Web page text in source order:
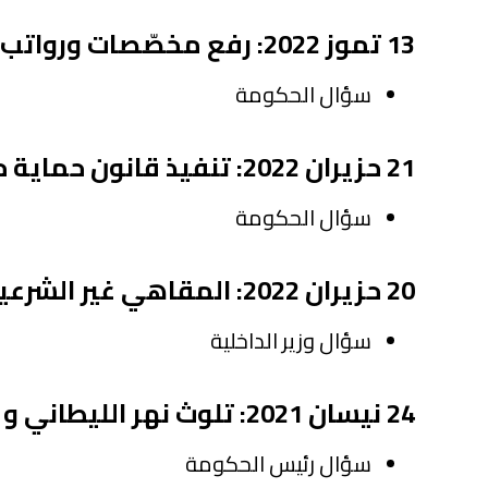
13 تموز 2022: رفع مخصّصات ورواتب النواب والقضاة
سؤال الحكومة
21 حزيران 2022: تنفيذ قانون حماية حرج بيروت
سؤال الحكومة
20 حزيران 2022: المقاهي غير الشرعية في حرج بيروت
سؤال وزير الداخلية
24 نيسان 2021: تلوث نهر الليطاني و بحيرة القرعون
سؤال رئيس الحكومة